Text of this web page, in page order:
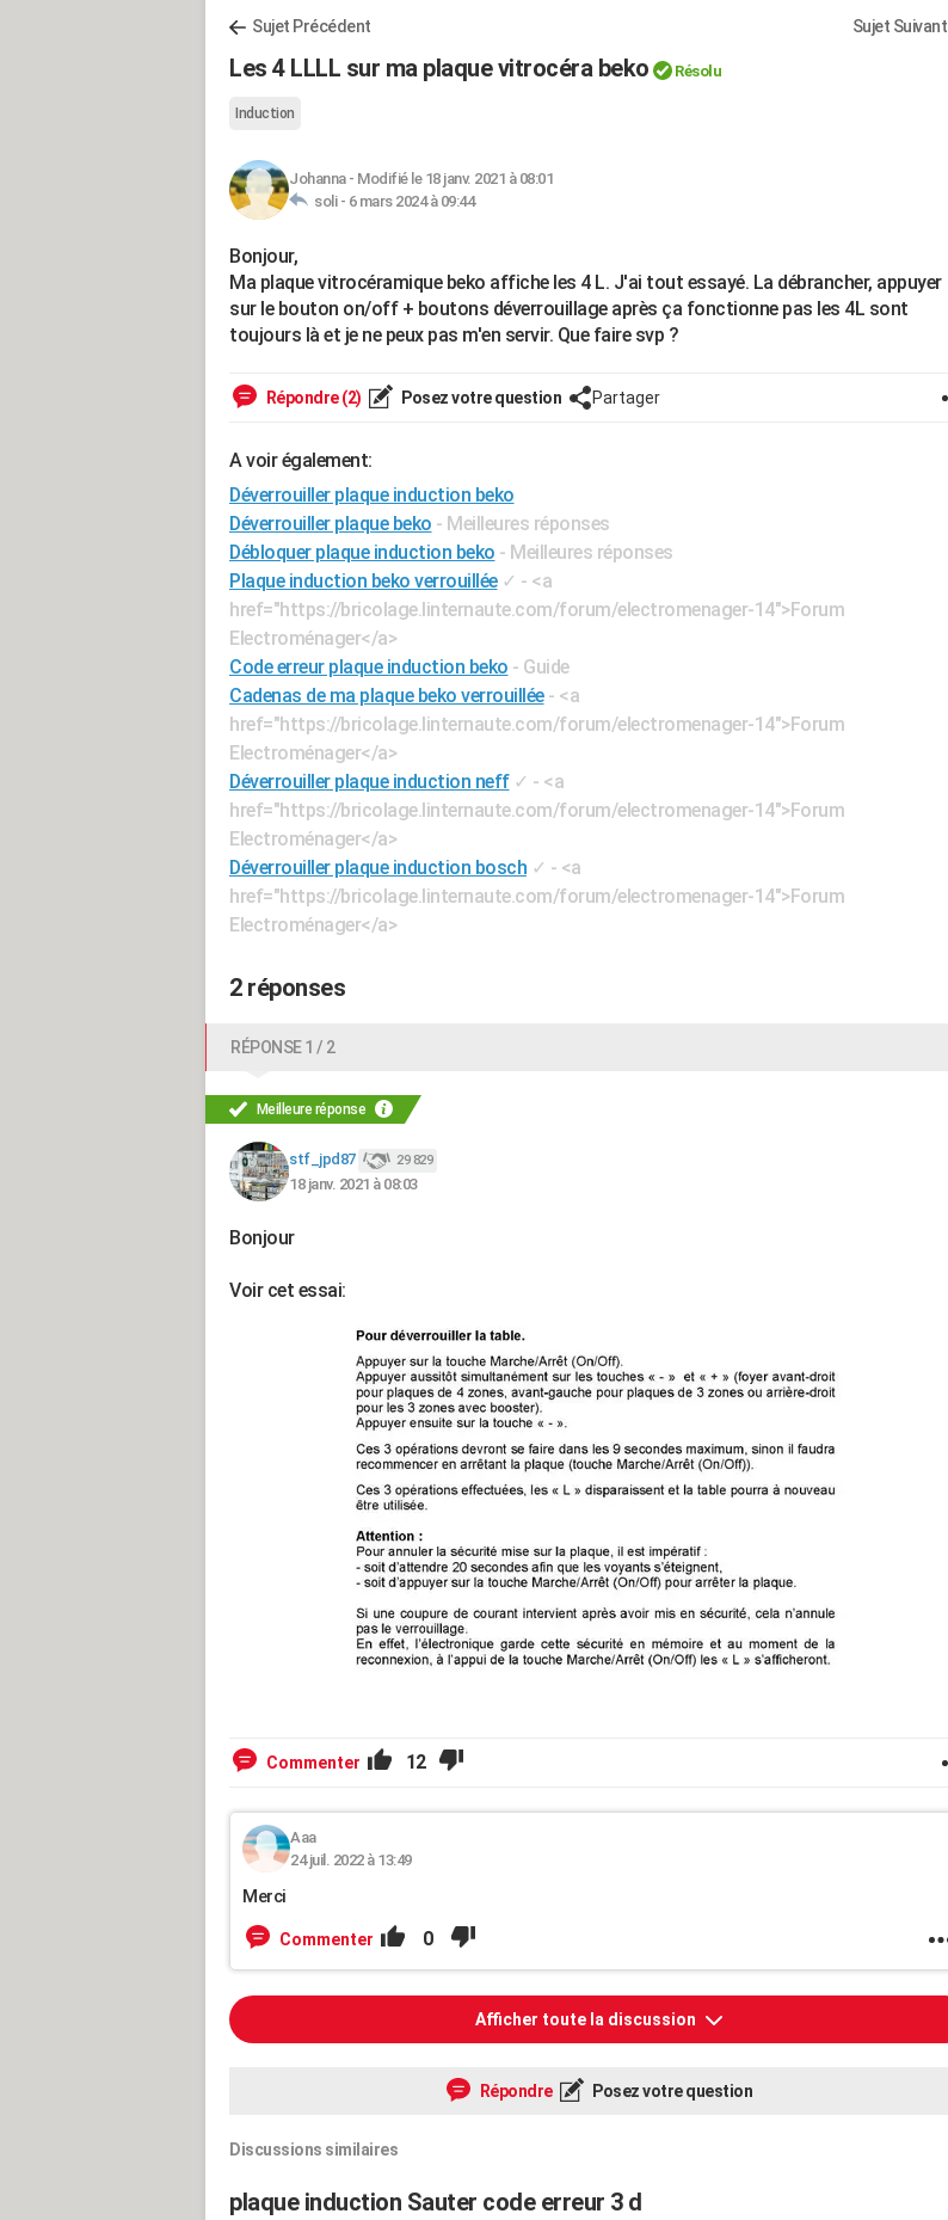
Sujet Précédent Sujet Suivant
Les 4 LLLL sur ma plaque vitrocéra beko Résolu
Induction
Johanna- Modifié le 18 janv. 2021 à 08:01
soli - 6 mars 2024 à 09:44
Bonjour,
Ma plaque vitrocéramique beko affiche les 4 L. J'ai tout essayé. La débrancher, appuyer
sur le bouton on/off + boutons déverrouillage après ça fonctionne pas les 4L sont
toujours là et je ne peux pas m'en servir. Que faire svp ?
Répondre (2) Posez votre question Partager
A voir également:
Déverrouiller plaque induction beko
Déverrouiller plaque beko - Meilleures réponses
Débloquer plaque induction beko - Meilleures réponses
Plaque induction beko verrouillée ✓ - <a
href="https://bricolage.linternaute.com/forum/electromenager-14">Forum
Electroménager</a>
Code erreur plaque induction beko - Guide
Cadenas de ma plaque beko verrouillée - <a
href="https://bricolage.linternaute.com/forum/electromenager-14">Forum
Electroménager</a>
Déverrouiller plaque induction neff ✓ - <a
href="https://bricolage.linternaute.com/forum/electromenager-14">Forum
Electroménager</a>
Déverrouiller plaque induction bosch ✓ - <a
href="https://bricolage.linternaute.com/forum/electromenager-14">Forum
Electroménager</a>
2 réponses
RÉPONSE 1 / 2
Meilleure réponse
stf_jpd87 29 829
18 janv. 2021 à 08:03
Bonjour
Voir cet essai:
Commenter 12
Aaa
24 juil. 2022 à 13:49
Merci
Commenter 0
Afficher toute la discussion
Répondre Posez votre question
Discussions similaires
plaque induction Sauter code erreur 3 d